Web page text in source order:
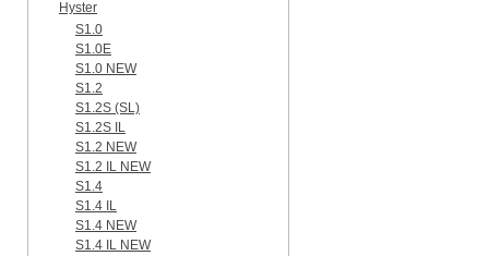
Hyster
S1.0
S1.0E
S1.0 NEW
S1.2
S1.2S (SL)
S1.2S IL
S1.2 NEW
S1.2 IL NEW
S1.4
S1.4 IL
S1.4 NEW
S1.4 IL NEW